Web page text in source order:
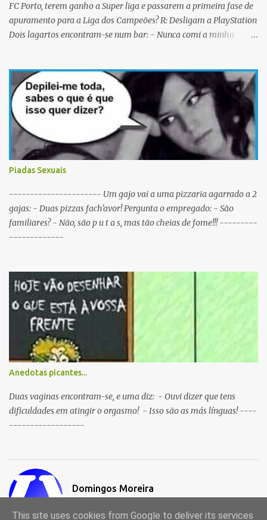
FC Porto, terem ganho a Super liga e passarem a primeira fase de
apuramento para a Liga dos Campeões? R: Desligam a PlayStation
Dois lagartos encontram-se num bar: - Nunca comi a minha
com as caras dos jogadores do Sporting a propósito do centenário.
Porquê? Concluiram que as pessoas não sabiam em que lado
deviam cuspir! P: Que nome se dá a um Sportinguista com apenas
metade do cérebro? R: Sobredotado. P: Porque razão não houve
taças de champanhe na inauguração do Estádio de Alvalade? R:
Porque as taças estavam todas nas Antas. P: Como se identifica um
Sportinguista equilibrado? R: Baba-se pelos dois lados da boca ao
Sportinguista e um porco? R: Presunto rançoso. P: Porque é que o
Sporting vai passar a ser patrocinado pela BP R: Porque a BP dá...
Piadas Sexuais
---------------------- Um gajo vai a uma pizzaria agarrado a 2
gajas: - Duas pizzas fach'avor! Pergunta o empregado: - São
familiares? - Não, são p u t a s, mas tão cheias de fome!!! ---------
-------------
Anedotas picantes...
Duas vaginas encontram-se, e uma diz: - Ouvi dizer que tens
dificuldades em atingir o orgasmo! - Isso são as más línguas! ----
------------------
Domingos Moreira
This site uses cookies from Google to deliver its services